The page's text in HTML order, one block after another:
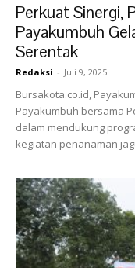
Perkuat Sinergi,
Payakumbuh
Serentak
Redaksi - Juli 9, 2025
Bursakota.co.id,
Payakumbuh bersama
dalam mendukung
kegiatan penanaman